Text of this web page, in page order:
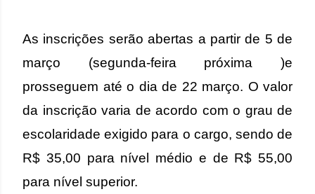
As inscrições serão abertas a partir de 5 de
março (segunda-feira próxima )e
prosseguem até o dia de 22 março. O valor
da inscrição varia de acordo com o grau de
escolaridade exigido para o cargo, sendo de
R$ 35,00 para nível médio e de R$ 55,00
para nível superior.